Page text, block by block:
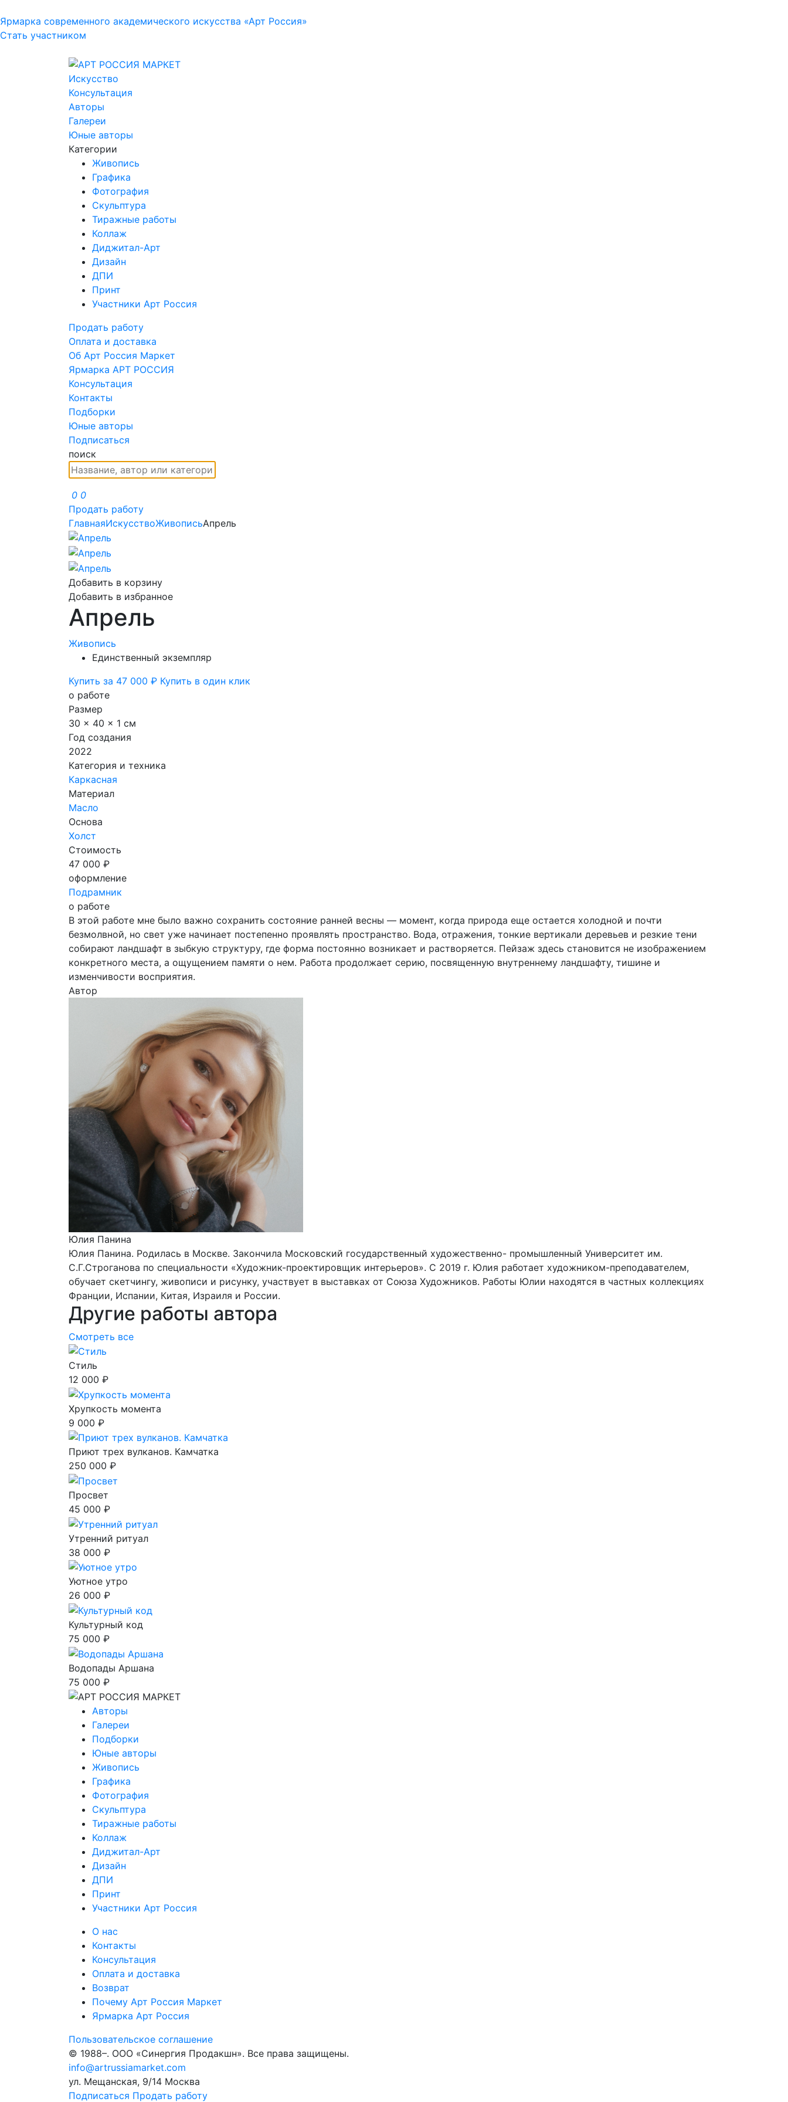
Ярмарка современного академического искусства «Арт Россия»
Стать участником
Искусство
Консультация
Авторы
Галереи
Юные авторы
Категории
Живопись
Графика
Фотография
Скульптура
Тиражные работы
Коллаж
Диджитал-Арт
Дизайн
ДПИ
Принт
Участники Арт Россия
Продать работу
Оплата и доставка
Об Арт Россия Маркет
Ярмарка АРТ РОССИЯ
Консультация
Контакты
Подборки
Юные авторы
Подписаться
поиск
0 0
Продать работу
ГлавнаяИскусствоЖивописьАпрель
Добавить в корзину
Добавить в избранное
Апрель
Живопись
Единственный экземпляр
Купить за 47 000 ₽ Купить в один клик
о работе
Размер
30 x 40 x 1 см
Год создания
2022
Категория и техника
Каркасная
Материал
Масло
Основа
Холст
Стоимость
47 000 ₽
оформление
Подрамник
о работе
В этой работе мне было важно сохранить состояние ранней весны — момент, когда природа еще остается холодной и почти
безмолвной, но свет уже начинает постепенно проявлять пространство. Вода, отражения, тонкие вертикали деревьев и резкие тени
собирают ландшафт в зыбкую структуру, где форма постоянно возникает и растворяется. Пейзаж здесь становится не изображением
конкретного места, а ощущением памяти о нем. Работа продолжает серию, посвященную внутреннему ландшафту, тишине и
изменчивости восприятия.
Автор
Юлия Панина
Юлия Панина. Родилась в Москве. Закончила Московский государственный художественно- промышленный Университет им.
С.Г.Строганова по специальности «Художник-проектировщик интерьеров». С 2019 г. Юлия работает художником-преподавателем,
обучает скетчингу, живописи и рисунку, участвует в выставках от Союза Художников. Работы Юлии находятся в частных коллекциях
Франции, Испании, Китая, Израиля и России.
Другие работы автора
Смотреть все
Стиль
12 000 ₽
Хрупкость момента
9 000 ₽
Приют трех вулканов. Камчатка
250 000 ₽
Просвет
45 000 ₽
Утренний ритуал
38 000 ₽
Уютное утро
26 000 ₽
Культурный код
75 000 ₽
Водопады Аршана
75 000 ₽
Авторы
Галереи
Подборки
Юные авторы
Живопись
Графика
Фотография
Скульптура
Тиражные работы
Коллаж
Диджитал-Арт
Дизайн
ДПИ
Принт
Участники Арт Россия
О нас
Контакты
Консультация
Оплата и доставка
Возврат
Почему Арт Россия Маркет
Ярмарка Арт Россия
Пользовательское соглашение
© 1988–. ООО «Синергия Продакшн». Все права защищены.
info@artrussiamarket.com
ул. Мещанская, 9/14 Москва
Подписаться Продать работу